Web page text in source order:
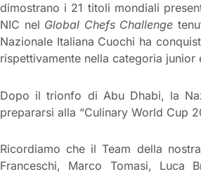
dimostrano i 21 titoli mondiali
NIC nel Global Chefs Challenge
Nazionale Italiana Cuochi ha
rispettivamente nella categoria junior
Dopo il trionfo di Abu Dhabi, la
prepararsi alla “Culinary World Cup
Ricordiamo che il Team della
Franceschi, Marco Tomasi, Luca